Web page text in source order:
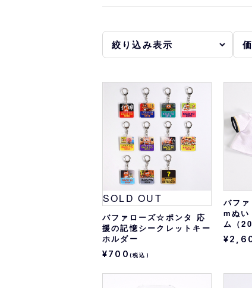
コラ
EC限
1000円以上3000円
SOLD OUT
バファローズ☆ポンタ 応
援の記憶シークレットキー
ホルダー
¥700 (税込)
バフ
mぬい
ム（